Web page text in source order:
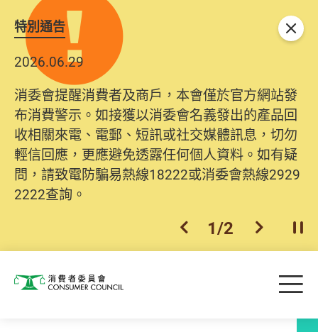
特別通告
2026.06.29
消委會提醒消費者及商戶，本會僅於官方網站發
布消費警示。如接獲以消委會名義發出的產品回
收相關來電、電郵、短訊或社交媒體訊息，切勿
輕信回應，更應避免透露任何個人資料。如有疑
問，請致電防騙易熱線18222或消委會熱線2929
2222查詢。
上一個
1/2 下一個開
關閉
消費者委員會 目